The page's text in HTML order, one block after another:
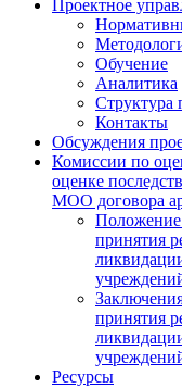
Проектное
Обучение
Аналитика
Структура
Контакты
Обсуждения
Комиссии по
оценке
МОО договора
Положение
принятия
принятия
Ресурсы